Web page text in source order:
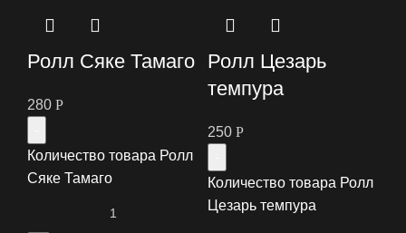
Ролл Сяке Тамаго
280 Р
Количество товара Ролл
Сяке Тамаго
Ролл Цезарь
темпура
250 Р
Количество товара Ролл
Цезарь темпура